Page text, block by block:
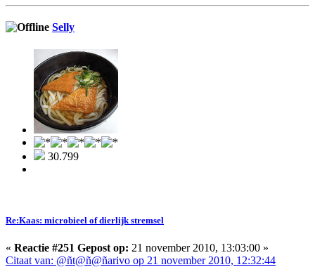
Selly
30.799
Re:Kaas: microbieel of dierlijk stremsel
« Reactie #251 Gepost op: 21 november 2010, 13:03:00 »
Citaat van: @ñt@ñ@ñarivo op 21 november 2010, 12:32:44